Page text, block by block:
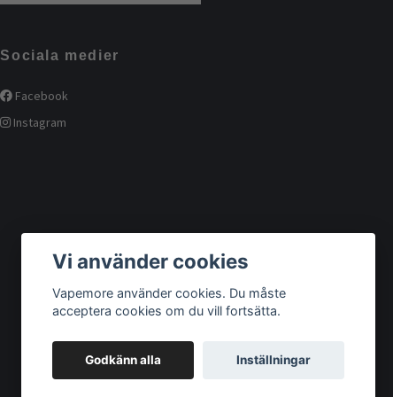
Sociala medier
Facebook
Instagram
Vi använder cookies
Vapemore använder cookies. Du måste
acceptera cookies om du vill fortsätta.
Godkänn alla Inställningar